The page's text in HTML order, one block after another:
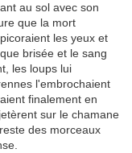
au sol avec son
que la mort
les yeux et
brisée et le sang
les loups lui
l'embrochaient
finalement en
sur le chamane
des morceaux